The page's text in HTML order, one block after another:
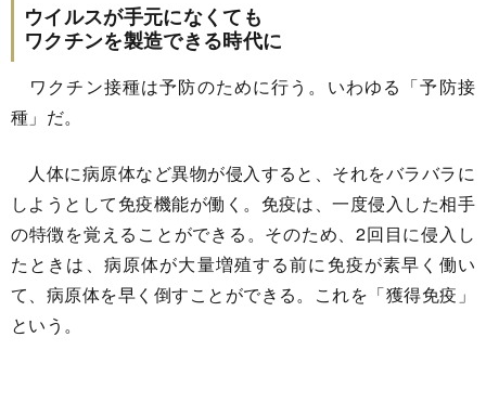
ウイルスが手元になくても
ワクチンを製造できる時代に
ワクチン接種は予防のために行う。いわゆる「予防接
種」だ。
人体に病原体など異物が侵入すると、それをバラバラに
しようとして免疫機能が働く。免疫は、一度侵入した相手
の特徴を覚えることができる。そのため、2回目に侵入し
たときは、病原体が大量増殖する前に免疫が素早く働い
て、病原体を早く倒すことができる。これを「獲得免疫」
という。